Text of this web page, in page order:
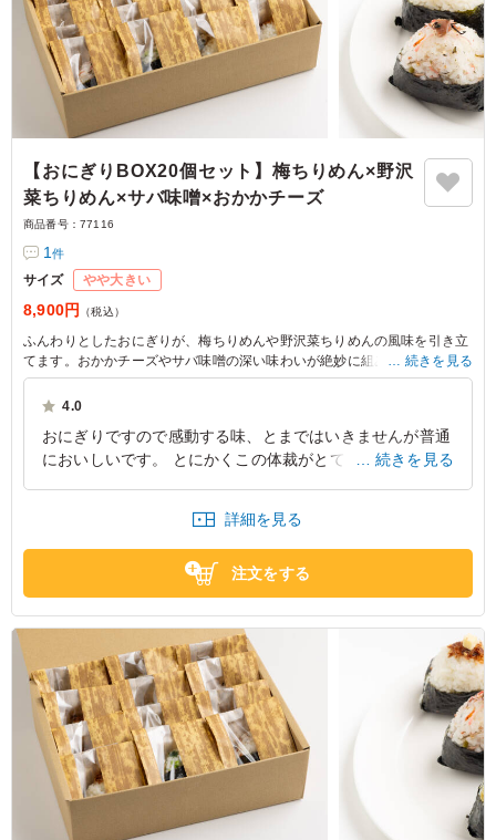
【おにぎりBOX20個セット】梅ちりめん×野沢
菜ちりめん×サバ味噌×おかかチーズ
商品番号： 77116
1件
サイズ やや大きい
8,900円 （税込）
ふんわりとしたおにぎりが、梅ちりめんや野沢菜ちりめんの風味を引き立
てます。おかかチーズやサバ味噌の深い味わいが絶妙に組み合わさり、一
口ごとに幸せが広がります。ピクニックやランチにぴったりのバランスの
良いセットです。
続きを見る
4.0
おにぎりですので感動する味、とまではいきませんが普通
においしいです。 とにかくこの体裁がとても良いです。
東京都渋谷区神宮前2025/12/23
続きを見る
詳細を見る
注文をする